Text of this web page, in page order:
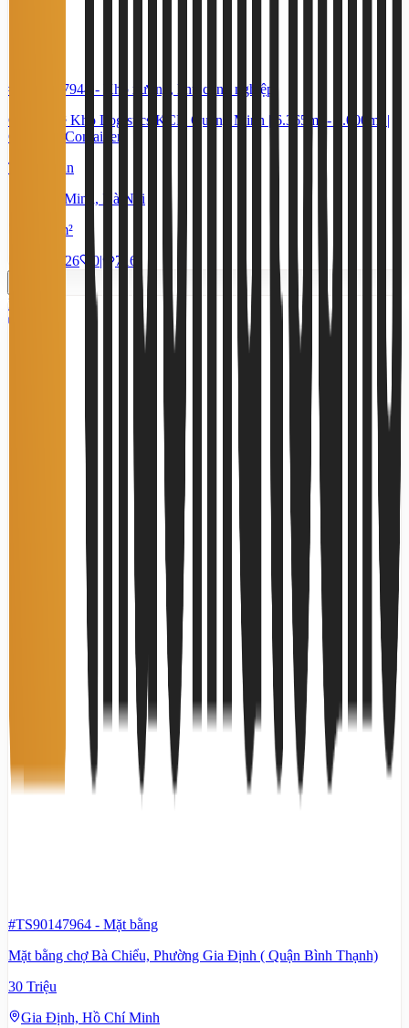
#TS64417944 -
Kho xưởng, khu công nghiệp
Cho Thuê Kho Logistics KCN Quang Minh | 6.365m² - 9.000m² |
Có Dock Container
Thỏa thuận
Quang Minh, Hà Nội
6,365 m²
29/7/2026
0| 716
Miễn phí
#TS90147964 - Mặt bằng
Mặt bằng chợ Bà Chiểu, Phường Gia Định ( Quận Bình Thạnh)
30 Triệu
Gia Định, Hồ Chí Minh